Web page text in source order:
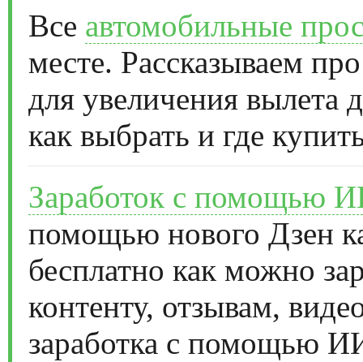
Все автомобильные
месте. Рассказываем
для увеличения вылета
как выбрать и где
Заработок с помощью
помощью нового Дзен
бесплатно как можно
контенту, отзывам,
заработка с помощью